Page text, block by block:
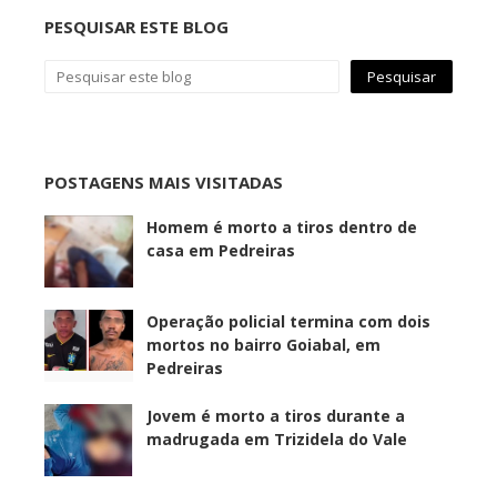
PESQUISAR ESTE BLOG
POSTAGENS MAIS VISITADAS
Homem é morto a tiros dentro de
casa em Pedreiras
Operação policial termina com dois
mortos no bairro Goiabal, em
Pedreiras
Jovem é morto a tiros durante a
madrugada em Trizidela do Vale